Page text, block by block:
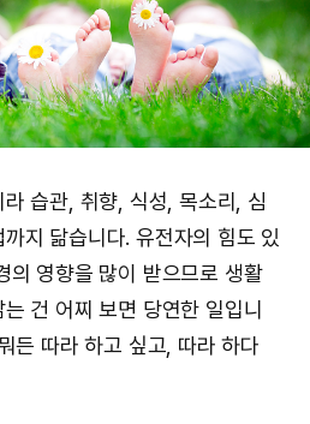
습관, 취향, 식성, 목소리, 심
지 닮습니다. 유전자의 힘도 있
의 영향을 많이 받으므로 생활
건 어찌 보면 당연한 일입니
든 따라 하고 싶고, 따라 하다